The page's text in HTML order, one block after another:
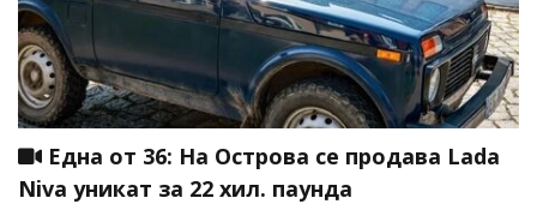
Една от 36: На Острова се продава Lada
Niva уникат за 22 хил. паунда